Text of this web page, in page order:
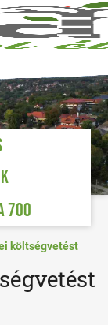
700
költségvetést